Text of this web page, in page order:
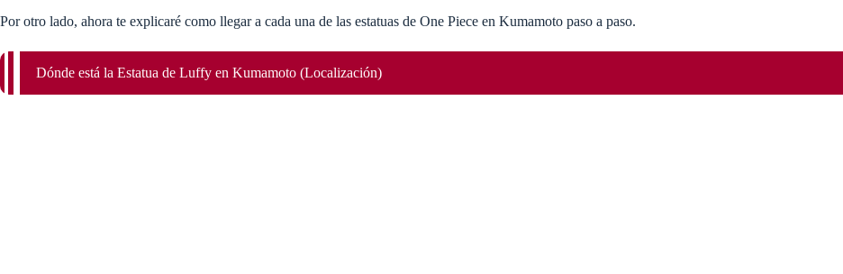
Por otro lado, ahora te explicaré como llegar a cada una de las estatuas de One Piece en Kumamoto paso a paso.
Dónde está la Estatua de Luffy en Kumamoto (Localización)